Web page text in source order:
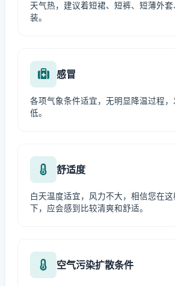
天气热，建议着短裙、短裤、短薄外
装。
感冒
各项气象条件适宜，无明显降温过程
低。
舒适度
白天温度适宜，风力不大，相信您在
下，应会感到比较清爽和舒适。
空气污染扩散条件